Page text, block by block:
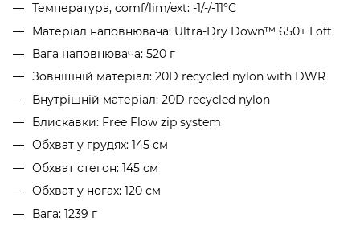
Температура, comf/lim/ext: -1/-/-11°C
Матеріал наповнювача: Ultra-Dry Down™ 650+ Loft
Вага наповнювача: 520 г
Зовнішній матеріал: 20D recycled nylon with DWR
Внутрішній матеріал: 20D recycled nylon
Блискавки: Free Flow zip system
Обхват у грудях: 145 см
Обхват стегон: 145 см
Обхват у ногах: 120 см
Вага: 1239 г